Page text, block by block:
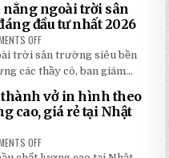
ĐỘNG
QUAY
TAY
TIẾT
2026:
5
BÍ
MẬT
GIÚP
BẠN
TIẾT
KHI
nắng ngoài trời sân
đầu tư nhất 2026
OFF
TOP
5
LOẠI
DÙ
CHE
NẮNG
NGOÀI
TRỜI
trời sân trường siêu bền
các thầy cô, ban giám...
thành vở in hình theo
cao, giá rẻ tại Nhật
OFF
CHỈ